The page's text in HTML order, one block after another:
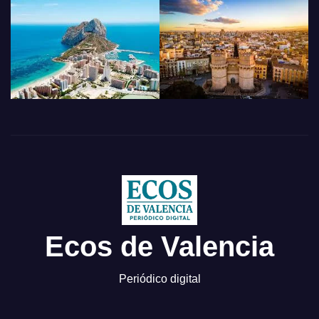
Ecos de Valencia
Periódico digital